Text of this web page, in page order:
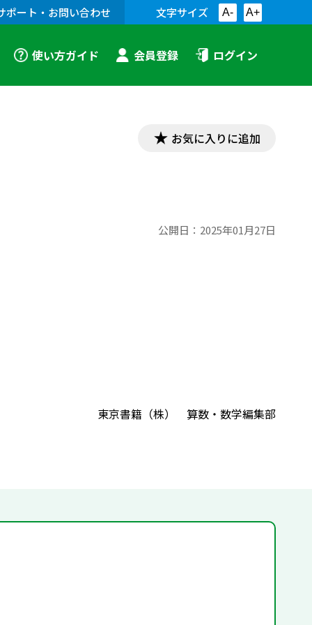
ポート・お問い合わせ 文字サイズ A- A+
使い方ガイド 会員登録 ログイン
お気に入りに追加
公開日： 2025年01月27日
東京書籍（株） 算数・数学編集部